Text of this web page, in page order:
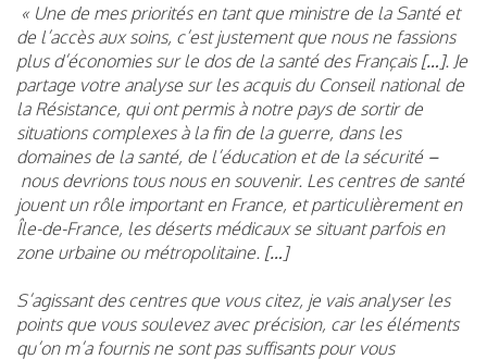
« Une de mes priorités en tant que ministre de la Santé et
de l’accès aux soins, c’est justement que nous ne fassions
plus d’économies sur le dos de la santé des Français […]. Je
partage votre analyse sur les acquis du Conseil national de
la Résistance, qui ont permis à notre pays de sortir de
situations complexes à la fin de la guerre, dans les
domaines de la santé, de l’éducation et de la sécurité –
nous devrions tous nous en souvenir. Les centres de santé
jouent un rôle important en France, et particulièrement en
Île-de-France, les déserts médicaux se situant parfois en
zone urbaine ou métropolitaine. […]
S’agissant des centres que vous citez, je vais analyser les
points que vous soulevez avec précision, car les éléments
qu’on m’a fournis ne sont pas suffisants pour vous